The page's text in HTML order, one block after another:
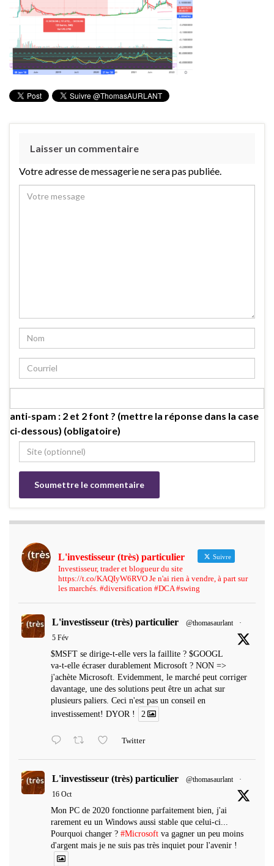
Laisser un commentaire
Votre adresse de messagerie ne sera pas publiée.
anti-spam : 2 et 2 font ? (mettre la réponse dans la case
ci-dessous) (obligatoire)
L'investisseur (très) particulier Suivre
Investisseur, trader et blogueur du site
https://t.co/KAQIyW6RVO Je n'ai rien à vendre, à part sur
les marchés. #diversification #DCA #swing
L'investisseur (très) particulier @thomasaurlant
·
5 Fév
$MSFT se dirige-t-elle vers la faillite ? $GOOGL
va-t-elle écraser durablement Microsoft ? NON =>
j'achète Microsoft. Evidemment, le marché peut corriger
davantage, une des solutions peut être un achat sur
plusieurs paliers. Ceci n'est pas un conseil en
investissement! DYOR !
2
Twitter
L'investisseur (très) particulier @thomasaurlant
·
16 Oct
Mon PC de 2020 fonctionne parfaitement bien, j'ai
rarement eu un Windows aussi stable que celui-ci...
Pourquoi changer ? #Microsoft va gagner un peu moins
d'argent mais je ne suis pas très inquiet pour l'avenir !